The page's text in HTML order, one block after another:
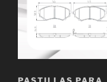
PASTILLAS PARA